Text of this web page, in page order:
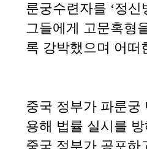
룬궁수련자를 ‘정신
그들에게 고문혹형
록 강박했으며 어떠
중국 정부가 파룬궁
용해 법률 실시를
중국 정부가 공포하